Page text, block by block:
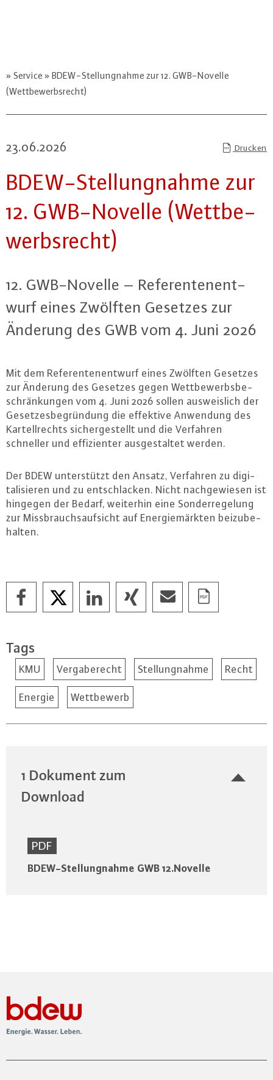
Service
BDEW-Stellungnahme zur 12. GWB-Novelle
(Wettbewerbsrecht)
23.06.2026 Drucken
BDEW-Stel­lung­nah­me zur
12. GWB-No­vel­le (Wett­be­
werbs­recht)
12. GWB-No­vel­le – Re­fe­ren­ten­ent­
wurf eines Zwölften Gesetzes zur
Änderung des GWB vom 4. Juni 2026
Mit dem Re­fe­ren­ten­ent­wurf eines Zwölften Gesetzes
zur Änderung des Gesetzes gegen Wett­be­werbs­be­
schrän­kun­gen vom 4. Juni 2026 sollen aus­weis­lich der
Ge­set­zes­be­grün­dung die effektive Anwendung des
Kar­tell­rechts si­cher­ge­stellt und die Verfahren
schneller und ef­fi­zi­en­ter aus­ge­stal­tet werden.
Der BDEW un­ter­stützt den Ansatz, Verfahren zu di­gi­
ta­li­sie­ren und zu ent­schla­cken. Nicht nach­ge­wie­sen ist
hingegen der Bedarf, weiterhin eine Son­der­re­ge­lung
zur Miss­brauchs­auf­sicht auf En­er­gie­märk­ten bei­zu­be­
hal­ten.
Tags
KMU Vergaberecht Stellungnahme Recht
Energie Wettbewerb
1 Dokument zum
Download
PDF
BDEW-Stellungnahme GWB 12.Novelle